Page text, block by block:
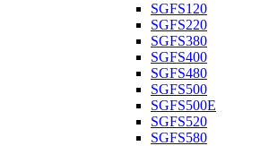
SGFS120
SGFS220
SGFS380
SGFS400
SGFS480
SGFS500
SGFS500E
SGFS520
SGFS580